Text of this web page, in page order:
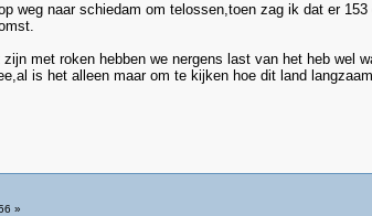
weg naar schiedam om telossen,toen zag ik dat er
met roken hebben we nergens last van het heb wel
is het alleen maar om te kijken hoe dit land
»